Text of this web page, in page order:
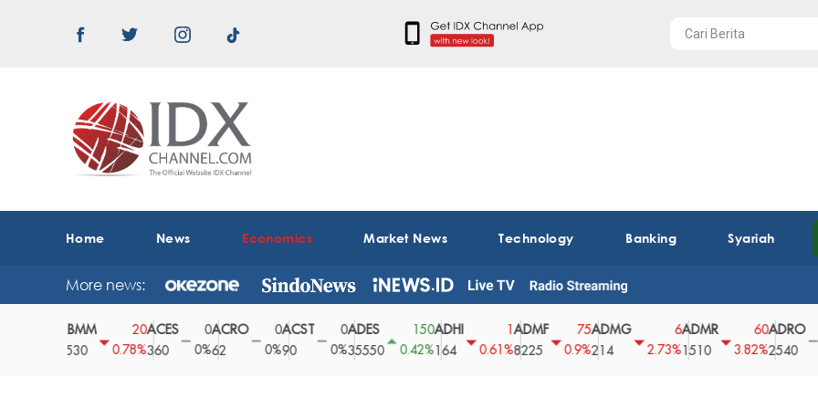
Home News Economics Market News Technology Banking Syariah
More news:
0.78%
ACES
360
0
0%
ACRO
0ACST
0
0%
ADES
35550
150
0.42%
ADHI
164
0.61%
ADMF
8225
75
0.9%
ADMG
214
2.73%
ADMR
1510
3.82%
ADRO
2540
0
0%